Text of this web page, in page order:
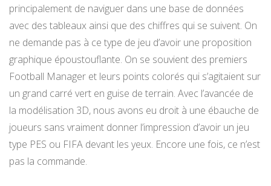
principalement de naviguer dans une base de données
avec des tableaux ainsi que des chiffres qui se suivent. On
ne demande pas à ce type de jeu d’avoir une proposition
graphique époustouflante. On se souvient des premiers
Football Manager et leurs points colorés qui s’agitaient sur
un grand carré vert en guise de terrain. Avec l’avancée de
la modélisation 3D, nous avons eu droit à une ébauche de
joueurs sans vraiment donner l’impression d’avoir un jeu
type PES ou FIFA devant les yeux. Encore une fois, ce n’est
pas la commande.